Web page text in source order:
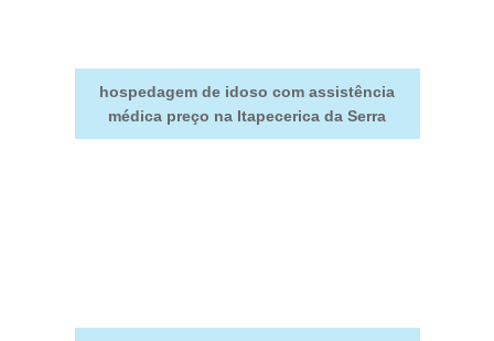
hospedagem de idoso com assistência
médica preço na Itapecerica da Serra